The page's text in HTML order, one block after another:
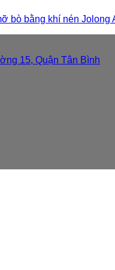
bò bằng khí nén Jolong
15, Quận Tân Bình